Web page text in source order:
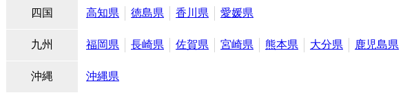
四国 高知県 徳島県 香川県 愛媛県
九州 福岡県 長崎県 佐賀県 宮崎県 熊本県 大分県 鹿児島県
沖縄 沖縄県